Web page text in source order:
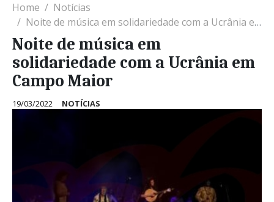
Home
Notícias
Noite de música em solidariedade com a Ucrânia em Campo Maior
Noite de música em
solidariedade com a Ucrânia em
Campo Maior
19/03/2022 NOTÍCIAS